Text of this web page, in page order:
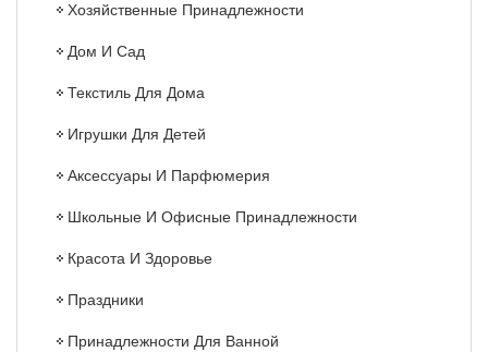
Хозяйственные Принадлежности
Дом И Сад
Текстиль Для Дома
Игрушки Для Детей
Аксессуары И Парфюмерия
Школьные И Офисные Принадлежности
Красота И Здоровье
Праздники
Принадлежности Для Ванной